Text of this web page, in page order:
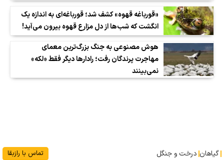
«قورباغه قهوه» کشف شد؛ قورباغه‌ای به اندازه یک
انگشت که شب‌ها از دل مزارع قهوه بیرون می‌آید!
هوش مصنوعی به جنگ بزرگ‌ترین معمای
مهاجرت پرندگان رفت؛ رادارها دیگر فقط «لکه»
نمی‌بینند
گیاهان درخت و جنگل تماس با رازبقا